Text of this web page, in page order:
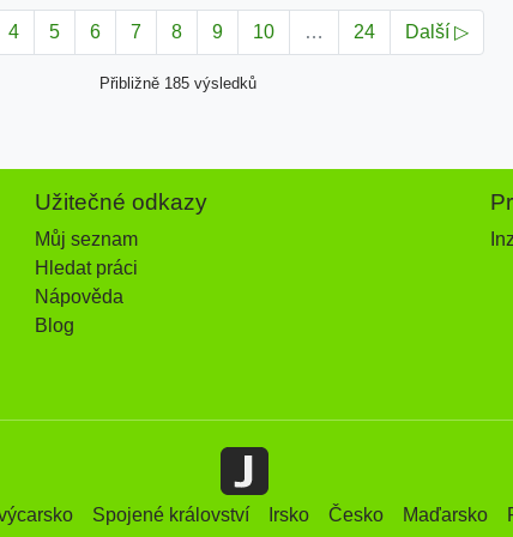
4 5 6 7 8 9 10 … 24 Další ▷
Přibližně 185 výsledků
Užitečné odkazy
Můj seznam
Hledat práci
Nápověda
Blog
Spojené království Irsko Česko Maďarsko